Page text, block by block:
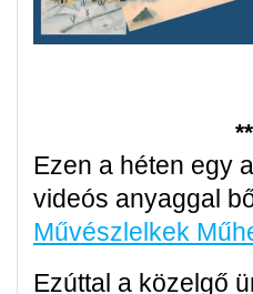
Ezen a héten egy
videós anyaggal
Művészlelkek
Ezúttal a közelgő